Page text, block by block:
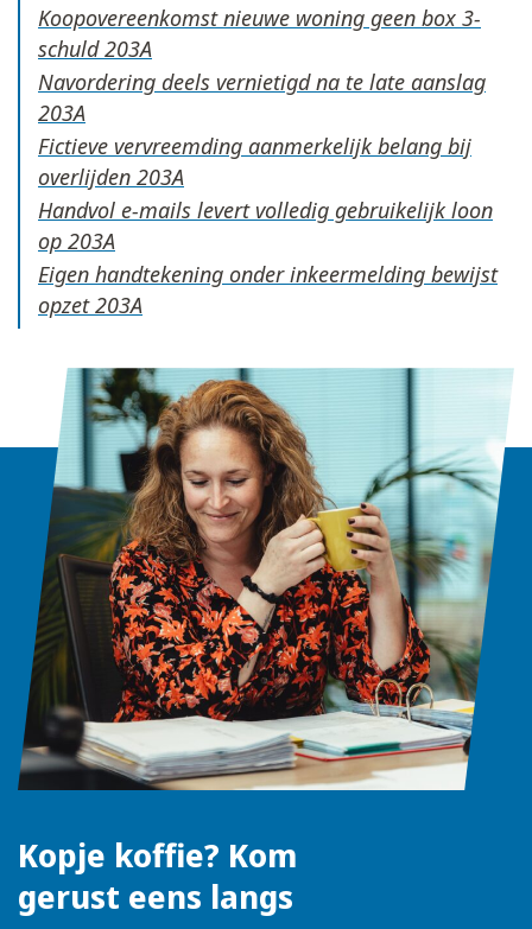
Koopovereenkomst nieuwe woning geen box 3-
schuld
Navordering deels vernietigd na te late aanslag
Fictieve vervreemding aanmerkelijk belang bij
overlijden
Handvol e-mails levert volledig gebruikelijk loon
op
Eigen handtekening onder inkeermelding bewijst
opzet
Kopje koffie? Kom
gerust eens langs